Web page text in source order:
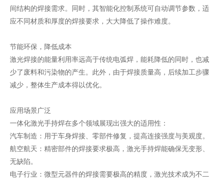
间结构的焊接需求。同时，其智能化控制系统可自动调节参数，适
应不同材质和厚度的焊接要求，大大降低了操作难度。
节能环保，降低成本
激光焊接的能量利用率远高于传统电弧焊，能耗降低的同时，也减
少了废料和污染物的产生。此外，由于焊接质量高，后续加工步骤
减少，整体生产成本得以优化。
应用场景广泛
一体化激光手持焊在多个领域展现出强大的适用性：
汽车制造：用于车身焊接、零部件修复，提高连接强度与美观度。
航空航天：精密部件的焊接要求极高，激光手持焊能确保无变形、
无缺陷。
电子行业：微型元器件的焊接需要极高的精度，激光技术成为不二